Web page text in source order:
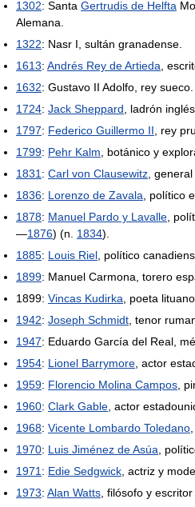
1302: Santa Gertrudis de Helfta
Alemana.
1322: Nasr I, sultán granadense.
1613: Andrés Rey de Artieda,
1632: Gustavo II Adolfo, rey sueco.
1724: Jack Sheppard, ladrón
1797: Federico Guillermo II, rey
1799: Pehr Kalm, botánico y
1831: Carl von Clausewitz,
1836: Lorenzo de Zavala, político
1878: Manuel Pardo y Lavalle,
—1876) (n. 1834).
1885: Louis Riel, político
1899: Manuel Carmona, torero
1899: Vincas Kudirka, poeta
1942: Joseph Schmidt, tenor
1947: Eduardo García del Real,
1954: Lionel Barrymore, actor
1959: Florencio Molina Campos,
1960: Clark Gable, actor
1968: Vicente Lombardo Toledano
1970: Luis Jiménez de Asúa,
1971: Edie Sedgwick, actriz y
1973: Alan Watts, filósofo y escritor